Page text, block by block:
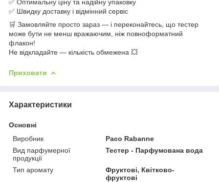
✅ Оптимальну ціну та надійну упаковку
✅ Швидку доставку і відмінний сервіс
🛒 Замовляйте просто зараз — і переконайтесь, що тестер
може бути не менш вражаючим, ніж повноформатний
флакон!
Не відкладайте — кількість обмежена 💥
Приховати
Характеристики
Основні
Виробник
Paco Rabanne
Вид парфумерної
продукції
Тестер - Парфумована вода
Тип аромату
Фруктові, Квітково-
фруктові